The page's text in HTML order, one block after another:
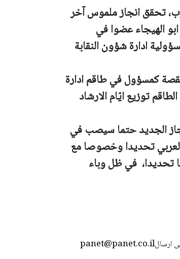
تحقق انجاز ملموس آخر
الهيجاء عضوا في
ادارة شؤون النقابة
كمسؤول في طاقم ادارة
توزيع ايّام الارشاد
الجديد حتما سيصب في
تحديدا وخصوصا مع
تحديدا، في ظل وباء
panet@panet.co.ilالحقوق الأدبية لسنة 2007، يرجى ارسال